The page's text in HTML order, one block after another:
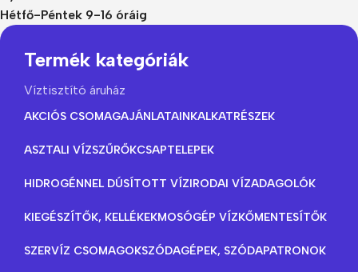
Hétfő-Péntek 9-16 óráig
Termék kategóriák
Víztisztító áruház
AKCIÓS CSOMAGAJÁNLATAINKALKATRÉSZEK
ASZTALI VÍZSZŰRŐKCSAPTELEPEK
HIDROGÉNNEL DÚSÍTOTT VÍZIRODAI VÍZADAGOLÓK
KIEGÉSZÍTŐK, KELLÉKEKMOSÓGÉP VÍZKŐMENTESÍTŐK
SZERVÍZ CSOMAGOKSZÓDAGÉPEK, SZÓDAPATRONOK